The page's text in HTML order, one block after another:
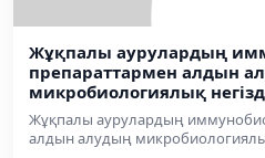
Жұқпалы аурулардың
препараттармен алдын
микробиологиялық
Жұқпалы аурулардың
алдын алудың